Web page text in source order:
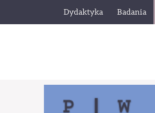
Dydaktyka Badania